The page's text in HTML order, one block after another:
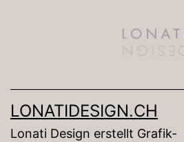
LONATIDESIGN.CH
Lonati Design erstellt Grafik-